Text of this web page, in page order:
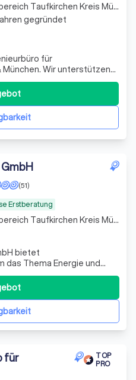
für
München. Wir unterstützen
Beratung,
Fachplanung & mehr!
Arbeitsbereich Taufkirchen Kreis München
gegründet
Erstberatung
(51)
bietet
das Thema Energie und
Unternehmen an. Die
Privat- und
im Bereich Energie,
an. Zu den
Arbeitsbereich Taufkirchen Kreis München
für
TOP
PRO